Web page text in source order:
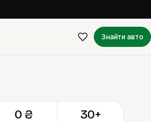
Знайти авто
0 ₴ 30+